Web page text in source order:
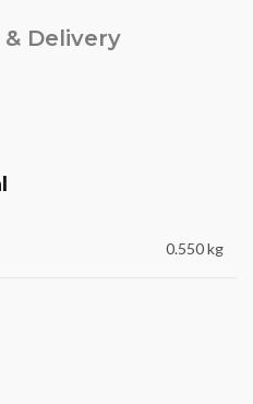
Delivery
0.550 kg